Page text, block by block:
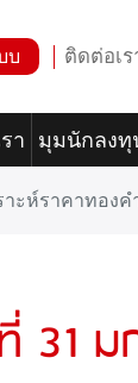
บ ติดต่อเร
า มุมนักลงทุ
าะห์ราคาทอง
31